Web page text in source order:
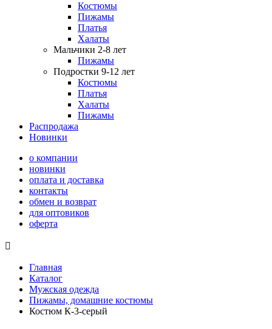
Костюмы
Пижамы
Платья
Халаты
Мальчики 2-8 лет
Пижамы
Подростки 9-12 лет
Костюмы
Платья
Халаты
Пижамы
Распродажа
Новинки
о компании
новинки
оплата и доставка
контакты
обмен и возврат
для оптовиков
оферта

Главная
Каталог
Мужская одежда
Пижамы, домашние костюмы
Костюм К-3-серый